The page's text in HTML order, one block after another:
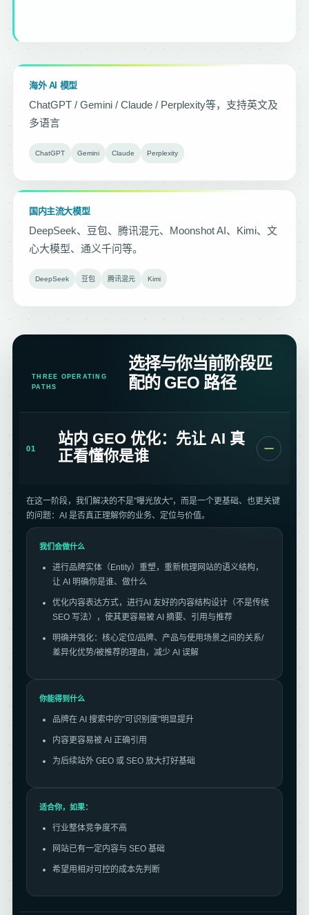
海外 AI 模型
ChatGPT / Gemini / Claude / Perplexity等，支持英文及
多语言
ChatGPT Gemini Claude Perplexity
国内主流大模型
DeepSeek、豆包、腾讯混元、Moonshot AI、Kimi、文
心大模型、通义千问等。
DeepSeek 豆包 腾讯混元 Kimi
THREE OPERATING
PATHS
选择与你当前阶段匹
配的 GEO 路径
01
站内 GEO 优化：先让 AI 真
正看懂你是谁
在这一阶段，我们解决的不是"曝光放大"，而是一个更基础、也更关键
的问题：AI 是否真正理解你的业务、定位与价值。
我们会做什么
进行品牌实体（Entity）重塑，重新梳理网站的语义结构，
让 AI 明确你是谁、做什么
优化内容表达方式，进行AI 友好的内容结构设计（不是传统
SEO 写法），使其更容易被 AI 摘要、引用与推荐
明确并强化：核心定位/品牌、产品与使用场景之间的关系/
差异化优势/被推荐的理由，减少 AI 误解
你能得到什么
品牌在 AI 搜索中的"可识别度"明显提升
内容更容易被 AI 正确引用
为后续站外 GEO 或 SEO 放大打好基础
适合你，如果：
行业整体竞争度不高
网站已有一定内容与 SEO 基础
希望用相对可控的成本先判断